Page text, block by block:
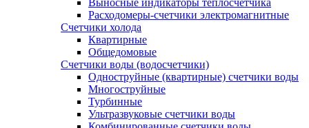
Выносные индикаторы теплосчетчика
Расходомеры-счетчики электромагнитные
Счетчики холода
Квартирные
Общедомовые
Счетчики воды (водосчетчики)
Одноструйные (квартирные) счетчики воды
Многоструйные
Турбинные
Ультразвуковые счетчики воды